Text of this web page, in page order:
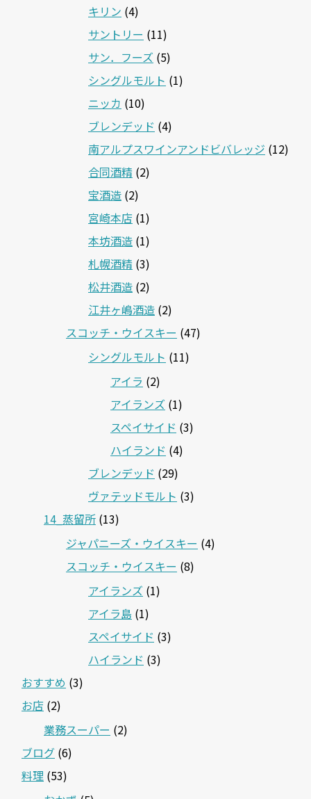
キリン (4)
サントリー (11)
サン．フーズ (5)
シングルモルト (1)
ニッカ (10)
ブレンデッド (4)
南アルプスワインアンドビバレッジ (12)
合同酒精 (2)
宝酒造 (2)
宮崎本店 (1)
本坊酒造 (1)
札幌酒精 (3)
松井酒造 (2)
江井ヶ嶋酒造 (2)
スコッチ・ウイスキー (47)
シングルモルト (11)
アイラ (2)
アイランズ (1)
スペイサイド (3)
ハイランド (4)
ブレンデッド (29)
ヴァテッドモルト (3)
14_蒸留所 (13)
ジャパニーズ・ウイスキー (4)
スコッチ・ウイスキー (8)
アイランズ (1)
アイラ島 (1)
スペイサイド (3)
ハイランド (3)
おすすめ (3)
お店 (2)
業務スーパー (2)
ブログ (6)
料理 (53)